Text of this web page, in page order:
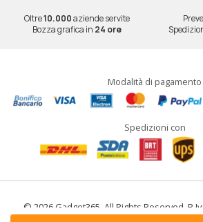
Oltre10.000aziende servite
Bozza grafica in 24 ore
Modalità di pagamento
Spedizioni con
© 2026 Gadget365. All Rights Reserved.